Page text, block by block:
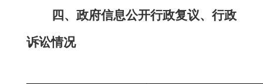
四、政府信息公开行政复议、行政
诉讼情况